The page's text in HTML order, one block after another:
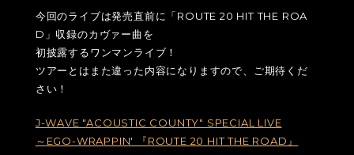
今回のライブは発売直前に「ROUTE 20 HIT THE ROA
D」収録のカヴァー曲を
初披露するワンマンライブ！
ツアーとはまた違った内容になりますので、ご期待くだ
さい！
J-WAVE "ACOUSTIC COUNTY" SPECIAL LIVE
～EGO-WRAPPIN' 『ROUTE 20 HIT THE ROAD』